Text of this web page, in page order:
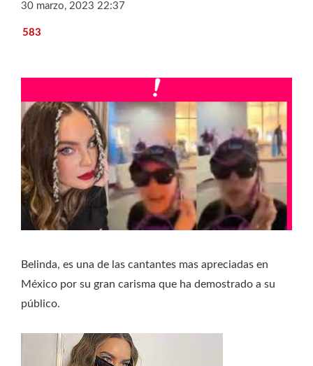
30 marzo, 2023 22:37
583
Belinda, es una de las cantantes mas apreciadas en
México por su gran carisma que ha demostrado a su
público.